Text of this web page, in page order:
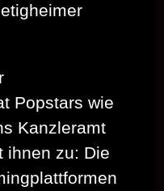
Popstars wie
Kanzleramt
ihnen zu: Die